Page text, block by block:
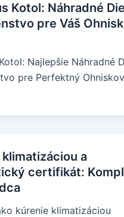
Kotol: Náhradné
pre Váš
Najlepšie Náhradné
pre Perfektný
a
certifikát:
kúrenie klimatizáciou